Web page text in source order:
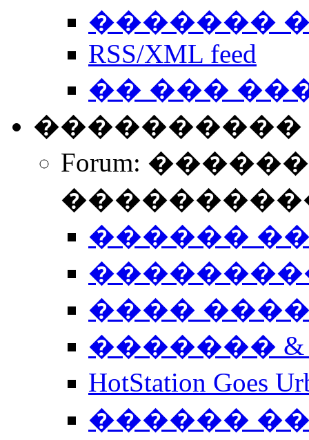
�������
RSS/XML feed
�� ���
����������
Forum:
������
����
�������
HotStation
������